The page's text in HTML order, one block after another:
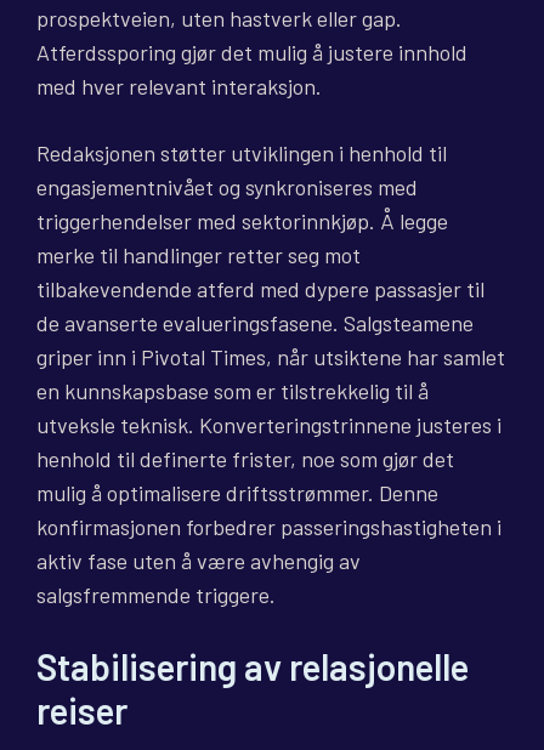
prospektveien, uten hastverk eller gap.
Atferdssporing gjør det mulig å justere innhold
med hver relevant interaksjon.
Redaksjonen støtter utviklingen i henhold til
engasjementnivået og synkroniseres med
triggerhendelser med sektorinnkjøp. Å legge
merke til handlinger retter seg mot
tilbakevendende atferd med dypere passasjer til
de avanserte evalueringsfasene. Salgsteamene
griper inn i Pivotal Times, når utsiktene har samlet
en kunnskapsbase som er tilstrekkelig til å
utveksle teknisk. Konverteringstrinnene justeres i
henhold til definerte frister, noe som gjør det
mulig å optimalisere driftsstrømmer. Denne
konfirmasjonen forbedrer passeringshastigheten i
aktiv fase uten å være avhengig av
salgsfremmende triggere.
Stabilisering av relasjonelle
reiser